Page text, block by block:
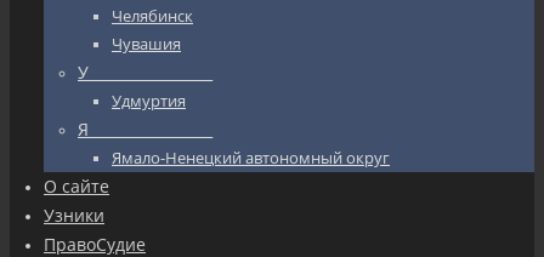
Челябинск
Чувашия
У_________________
Удмуртия
Я_________________
Ямало-Ненецкий автономный округ
О сайте
Узники
ПравоСудие